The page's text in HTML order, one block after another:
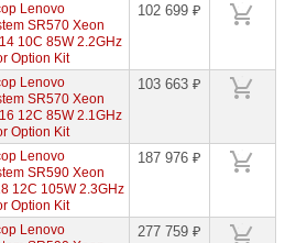
Lenovo
SR570 Xeon
10C 85W 2.2GHz
Option Kit
102 699 ₽
Lenovo
SR570 Xeon
12C 85W 2.1GHz
Option Kit
103 663 ₽
Lenovo
SR590 Xeon
12C 105W 2.3GHz
Option Kit
187 976 ₽
Lenovo
277 759 ₽